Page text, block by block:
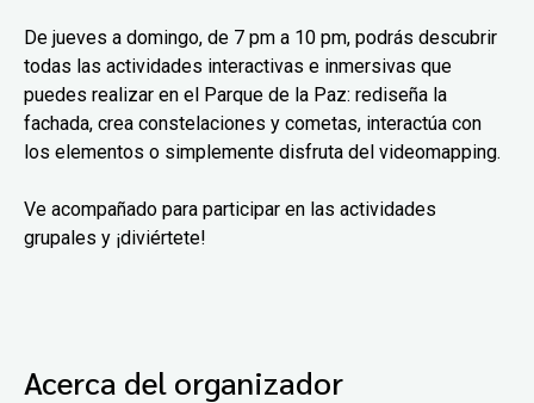
De jueves a domingo, de 7 pm a 10 pm, podrás descubrir
todas las actividades interactivas e inmersivas que
puedes realizar en el Parque de la Paz: rediseña la
fachada, crea constelaciones y cometas, interactúa con
los elementos o simplemente disfruta del videomapping.
Ve acompañado para participar en las actividades
grupales y ¡diviértete!
Acerca del organizador